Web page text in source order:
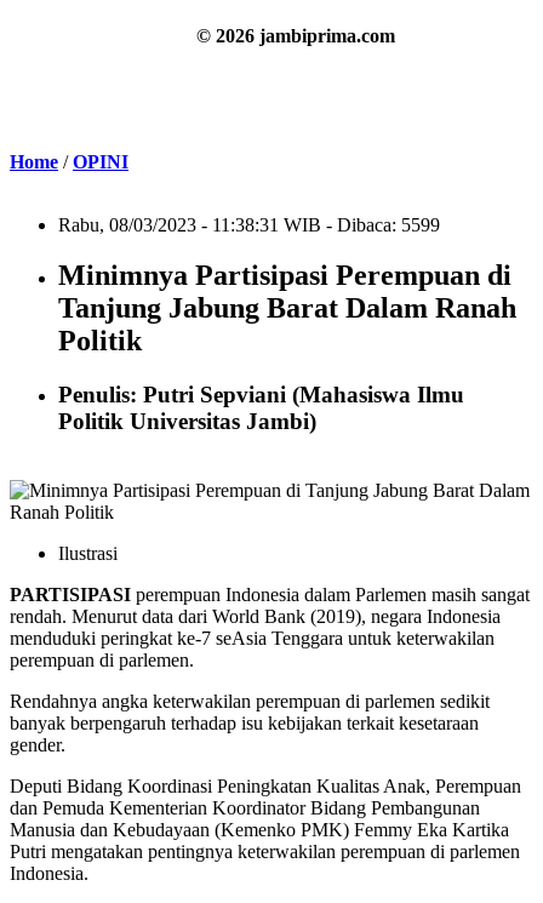
© 2026 jambiprima.com
Home /OPINI
Rabu, 08/03/2023 - 11:38:31 WIB - Dibaca: 5599
Minimnya Partisipasi Perempuan di
Tanjung Jabung Barat Dalam Ranah
Politik
Penulis: Putri Sepviani (Mahasiswa Ilmu
Politik Universitas Jambi)
Ilustrasi
PARTISIPASI perempuan Indonesia dalam Parlemen masih sangat
rendah. Menurut data dari World Bank (2019), negara Indonesia
menduduki peringkat ke-7 seAsia Tenggara untuk keterwakilan
perempuan di parlemen.
Rendahnya angka keterwakilan perempuan di parlemen sedikit
banyak berpengaruh terhadap isu kebijakan terkait kesetaraan
gender.
Deputi Bidang Koordinasi Peningkatan Kualitas Anak, Perempuan
dan Pemuda Kementerian Koordinator Bidang Pembangunan
Manusia dan Kebudayaan (Kemenko PMK) Femmy Eka Kartika
Putri mengatakan pentingnya keterwakilan perempuan di parlemen
Indonesia.